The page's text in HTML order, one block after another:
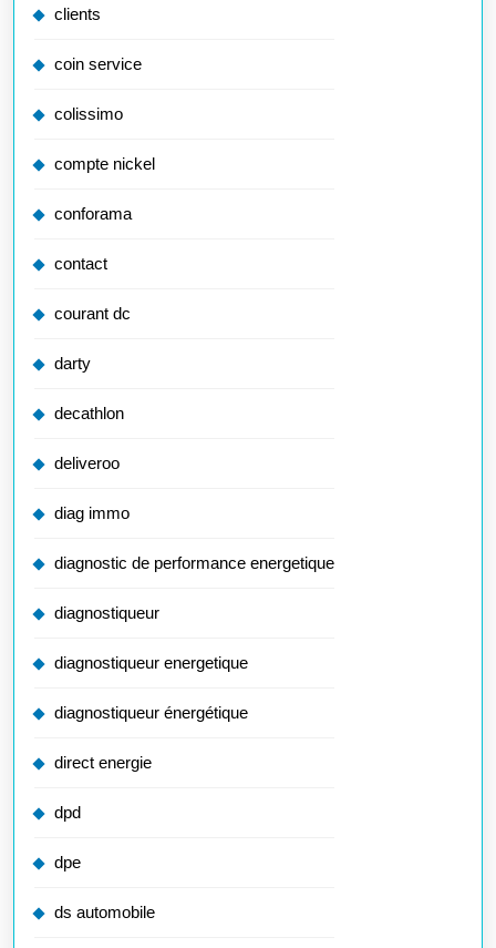
clients
coin service
colissimo
compte nickel
conforama
contact
courant dc
darty
decathlon
deliveroo
diag immo
diagnostic de performance energetique
diagnostiqueur
diagnostiqueur energetique
diagnostiqueur énergétique
direct energie
dpd
dpe
ds automobile